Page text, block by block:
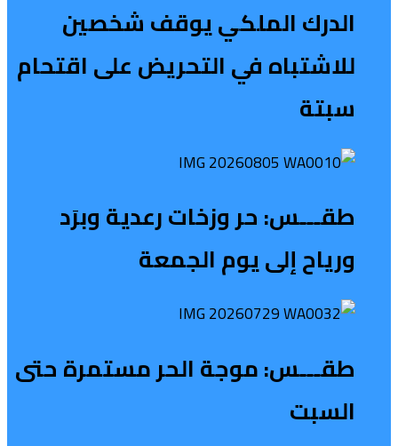
الدرك الملكي يوقف شخصين
للاشتباه في التحريض على اقتحام
سبتة
طقـــس: حر وزخات رعدية وبرَد
ورياح إلى يوم الجمعة
طقـــس: موجة الحر مستمرة حتى
السبت